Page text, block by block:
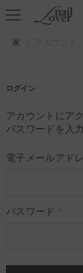
コンテンツにスキップ
家
ログイン
アカウントにア
パスワードを入
電子メールアド
パスワード *